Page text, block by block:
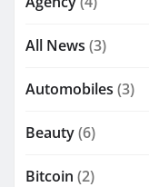
All News (3)
Automobiles (3)
Beauty(6)
Bitcoin (2)